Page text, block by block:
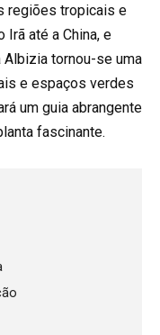
regiões tropicais e
até a China, e
Albizia tornou-se uma
e espaços verdes
um guia abrangente
fascinante.